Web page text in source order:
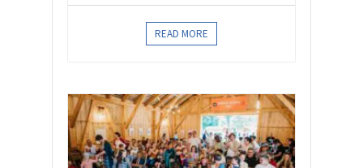
READ MORE